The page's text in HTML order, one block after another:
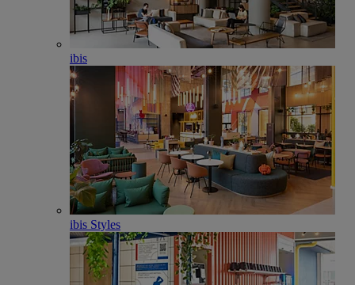
ibis
ibis Styles